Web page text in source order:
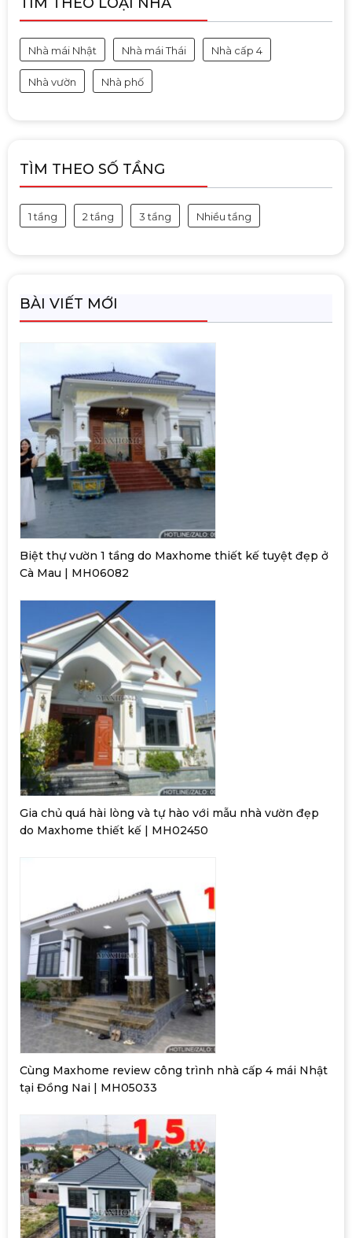
Nhà mái Nhật Nhà mái Thái Nhà cấp 4
Nhà vườn Nhà phố
TÌM THEO SỐ TẦNG
1 tầng 2 tầng 3 tầng Nhiều tầng
BÀI VIẾT MỚI
Biệt thự vườn 1 tầng do Maxhome thiết kế tuyệt đẹp ở
Cà Mau | MH06082
Gia chủ quá hài lòng và tự hào với mẫu nhà vườn đẹp
do Maxhome thiết kế | MH02450
Cùng Maxhome review công trình nhà cấp 4 mái Nhật
tại Đồng Nai | MH05033